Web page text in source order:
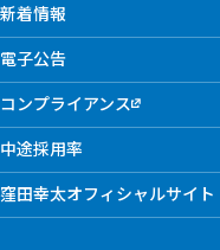
新着情報
電子公告
コンプライアンス
中途採用率
窪田幸太オフィシャルサイト